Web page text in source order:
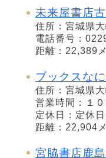
未来屋書店古
住所：宮城県
電話番号：
距離：22,389
ブックスな
住所：宮城県
営業時間：１
定休日：定休
距離：22,904
宮脇書店鹿